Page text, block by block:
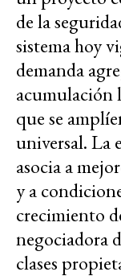
de la
sistema hoy
demanda
acumulación
que se
universal. La
asocia a
y a
crecimiento
negociadora
clases